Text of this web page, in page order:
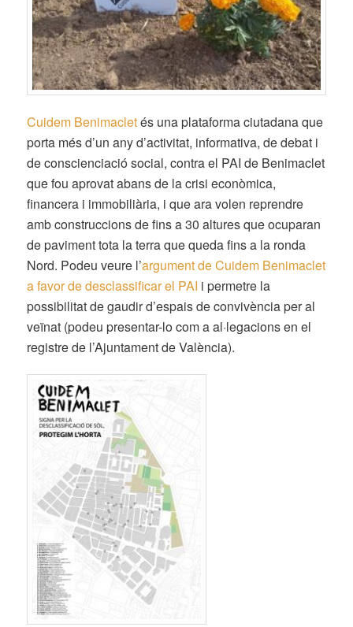
Cuidem Benimacletés una plataforma ciutadana que
porta més d’un any d’activitat, informativa, de debat i
de conscienciació social, contra el PAI de Benimaclet
que fou aprovat abans de la crisi econòmica,
financera i immobiliària, i que ara volen reprendre
amb construccions de fins a 30 altures que ocuparan
de paviment tota la terra que queda fins a la ronda
Nord. Podeu veure l’argument de Cuidem Benimaclet
a favor de desclassificar el PAI i permetre la
possibilitat de gaudir d’espais de convivència per al
veïnat (podeu presentar-lo com a al·legacions en el
registre de l’Ajuntament de València).